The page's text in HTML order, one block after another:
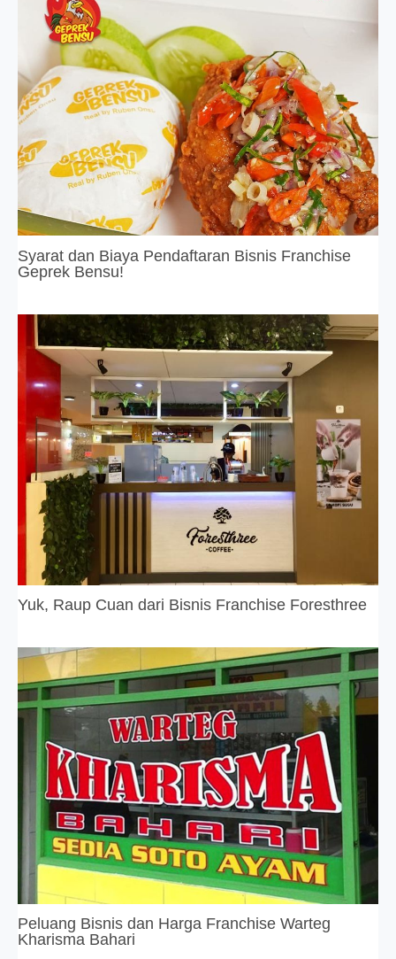
Syarat dan Biaya Pendaftaran Bisnis Franchise
Geprek Bensu!
Yuk, Raup Cuan dari Bisnis Franchise Foresthree
Peluang Bisnis dan Harga Franchise Warteg
Kharisma Bahari